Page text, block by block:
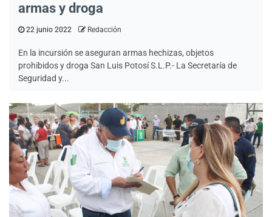
armas y droga
22 junio 2022 Redacción
En la incursión se aseguran armas hechizas, objetos
prohibidos y droga San Luis Potosí S.L.P.- La Secretaría de
Seguridad y...